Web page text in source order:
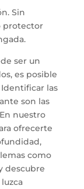
Sin
protector
ser un
es posible
las
son las
nuestro
ofrecerte
como
descubre